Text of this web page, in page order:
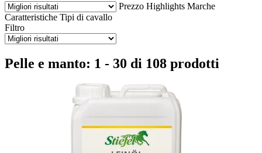
Prezzo Highlights Marche
Caratteristiche Tipi di cavallo
Filtro
Pelle e manto: 1 - 30 di 108 prodotti